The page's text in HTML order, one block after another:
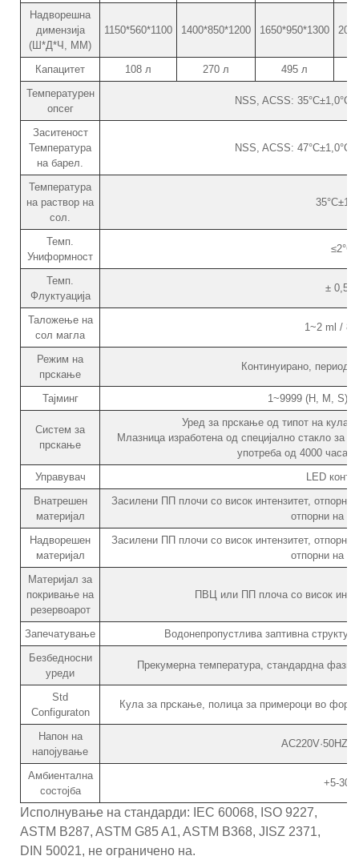
Надворешна
димензија
(Ш*Д*Ч, ММ)
1150*560*1100 1400*850*1200 1650*950*1300
Капацитет 108 л 270 л 495 л
Температурен
опсег
NSS, ACSS: 35°C±1,0°C
Заситеност
Температура
на барел.
NSS, ACSS: 47°C±1,0°C
Температура
на раствор на
сол.
Темп.
Униформност
≤2°C
Темп.
Флуктуација
± 0,5°C
Таложење на
сол магла
1~2 ml /
Режим на
прскање
Континуирано,
Тајминг 1~9999 (H, M, S),
Систем за
прскање
Уред за прскање од типот на кула,
Млазница изработена од специјално стакло за
употреба од 4000 часа
Управувач
LED
Внатрешен
материјал
Засилени ПП плочи со висок интензитет, отпорни
отпорни на
Надворешен
материјал
Засилени ПП плочи со висок интензитет, отпорни
отпорни на
Материјал за
покривање на
резервоарот
ПВЦ или ПП плоча со висок
Запечатување
Водонепропустлива заптивна
Безбедносни
уреди
Прекумерна температура, стандардна
Std
Configuraton
Кула за прскање, полица за примероци во
Напон на
напојување
AC220V·50HZ/
Амбиентална
состојба
+5-
Исполнување на стандарди: IEC 60068, ISO 9227,
ASTM B287, ASTM G85 A1, ASTM B368, JISZ 2371,
DIN 50021, не ограничено на.